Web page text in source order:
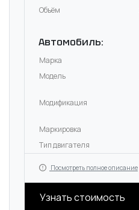
Объём
Автомобиль:
Марка
Модель
Модификация
Маркировка
Тип двигателя
Посмотреть полное описание
Узнать стоимость